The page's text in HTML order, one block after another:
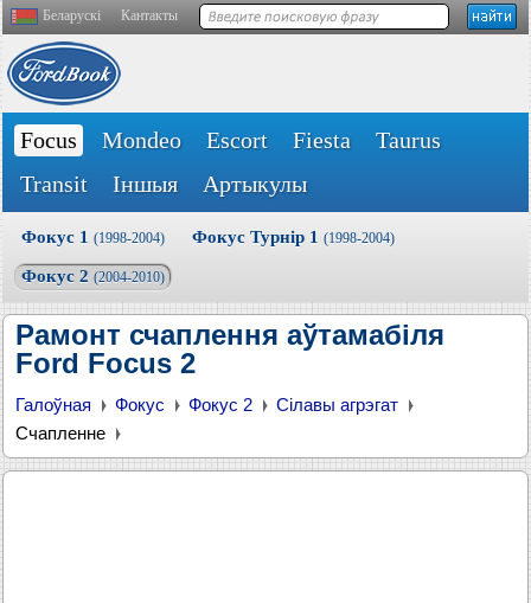
Беларускі Кантакты
Focus Mondeo Escort Fiesta
Taurus
Transit
Іншыя Артыкулы
Фокус 1 (1998-2004) Фокус Турнір 1 (1998-2004)
Фокус 2 (2004-2010)
Рамонт счаплення аўтамабіля
Ford Focus 2
Галоўная Фокус Фокус 2
Сілавы агрэгат
Счапленне